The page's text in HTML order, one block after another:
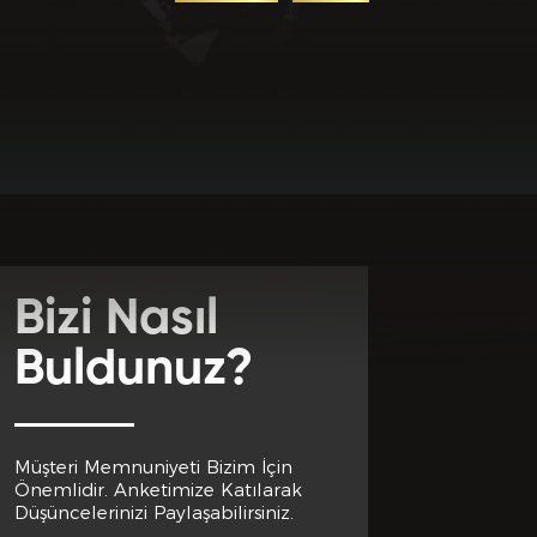
Bizi Nasıl
Buldunuz?
Müşteri Memnuniyeti Bizim İçin
Önemlidir. Anketimize Katılarak
Düşüncelerinizi Paylaşabilirsiniz.